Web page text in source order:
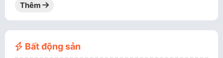
Thêm
Bất động sản